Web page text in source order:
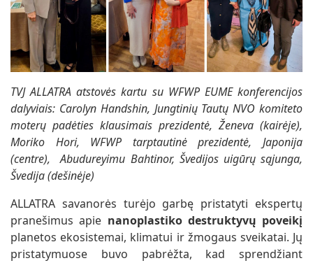
TVJ ALLATRA atstovės kartu su WFWP EUME konferencijos
dalyviais: Carolyn Handshin, Jungtinių Tautų NVO komiteto
moterų padėties klausimais prezidentė, Ženeva (kairėje),
Moriko Hori, WFWP tarptautinė prezidentė, Japonija
(centre), Abudureyimu Bahtinor, Švedijos uigūrų sąjunga,
Švedija (dešinėje)
ALLATRA savanorės turėjo garbę pristatyti ekspertų
pranešimus apie nanoplastiko destruktyvų poveikį
planetos ekosistemai, klimatui ir žmogaus sveikatai. Jų
pristatymuose buvo pabrėžta, kad sprendžiant